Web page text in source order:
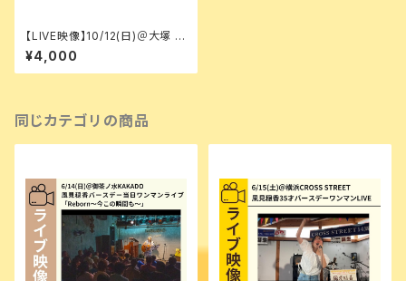
【LIVE映像】10/12(日)＠大塚 LI
VE×BAR 〇 風見穏香活動12周
年記念 「全曲新曲単独公演」
¥4,000
同じカテゴリの商品